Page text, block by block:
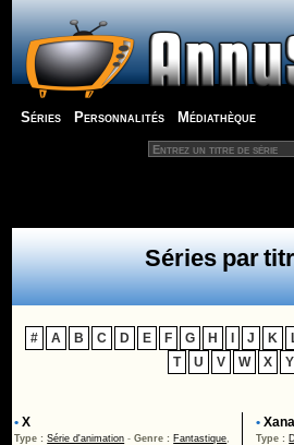
Séries Personnalités Médiathèque
Séries par
# A B C D E F G H J K
T
U V W X Y
• X
Type :Série d'animation -Genre : Fantastique,
•
Type :